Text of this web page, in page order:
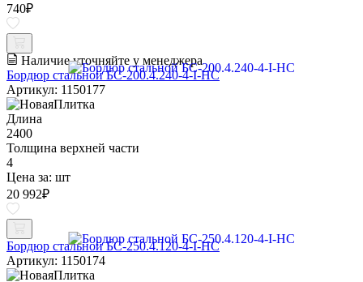
740₽
Наличие уточняйте у менеджера
Бордюр стальной БС-200.4.240-4-I-НС
Артикул: 1150177
Длина
2400
Толщина верхней части
4
Цена за: шт
20 992₽
Бордюр стальной БС-250.4.120-4-I-НС
Артикул: 1150174